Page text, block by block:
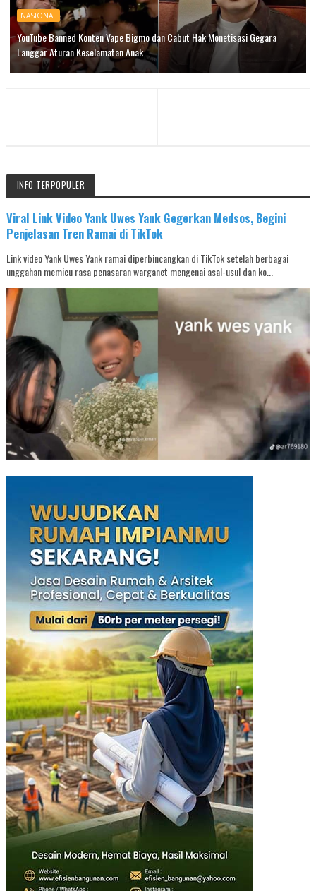
NASIONAL
YouTube Banned Konten Vape Bigmo dan Cabut Hak Monetisasi Gegara
Langgar Aturan Keselamatan Anak
INFO TERPOPULER
Viral Link Video Yank Uwes Yank Gegerkan Medsos, Begini
Penjelasan Tren Ramai di TikTok
Link video Yank Uwes Yank ramai diperbincangkan di TikTok setelah berbagai
unggahan memicu rasa penasaran warganet mengenai asal-usul dan ko...